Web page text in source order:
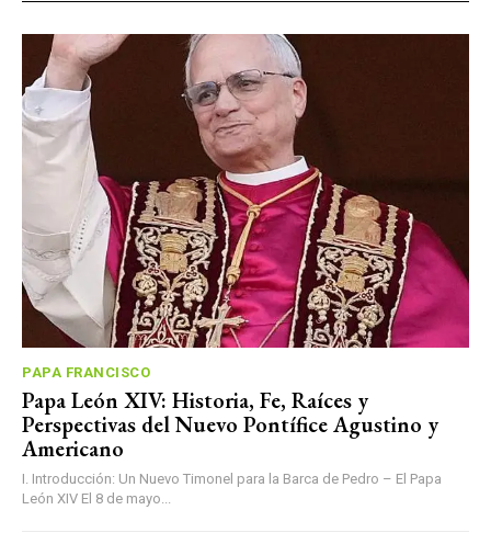
PAPA FRANCISCO
Papa León XIV: Historia, Fe, Raíces y
Perspectivas del Nuevo Pontífice Agustino y
Americano
I. Introducción: Un Nuevo Timonel para la Barca de Pedro – El Papa
León XIV El 8 de mayo...